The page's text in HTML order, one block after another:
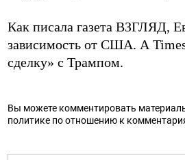
Как писала газета ВЗГЛЯД,
зависимость от США. А
сделку» с Трампом.
Вы можете комментировать
политике по отношению к